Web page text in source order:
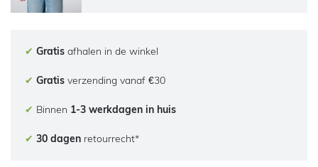
✔ Gratis afhalen in de winkel
✔ Gratis verzending vanaf €30
✔ Binnen 1-3 werkdagen in huis
✔ 30 dagen retourrecht*